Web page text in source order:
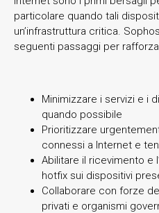
particolare quando tali
un’infrastruttura critica.
seguenti passaggi per
Minimizzare i servizi e i
quando possibile
Prioritizzare
connessi a Internet e
Abilitare il ricevimento e
hotfix sui dispositivi
Collaborare con forze
privati e organismi